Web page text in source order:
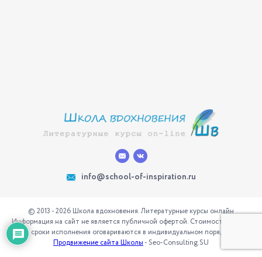
info@school-of-inspiration.ru
© 2013 - 2026 Школа вдохновения. Литературные курсы онлайн
Информация на сайт не является публичной офертой. Стоимость услуг и
сроки исполнения оговариваются в индивидуальном порядке
Продвижение сайта Школы - Seo-Consulting.SU